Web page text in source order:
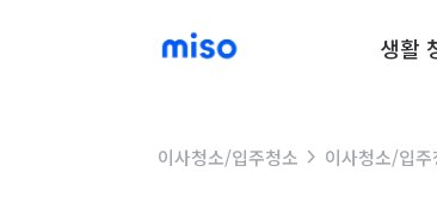
생활
이사청소/입주청소 이사청소/입주